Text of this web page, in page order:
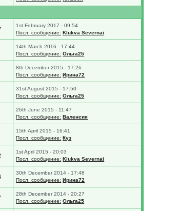
1st February 2017 - 09:54
Посл. сообщение: Klukva Severnai
14th March 2016 - 17:44
Посл. сообщение: Ольга25
8th December 2015 - 17:26
Посл. сообщение: Ирина72
31st August 2015 - 17:50
Посл. сообщение: Ольга25
26th June 2015 - 11:47
Посл. сообщение: Валенсия
15th April 2015 - 16:41
Посл. сообщение: Куз
1st April 2015 - 20:03
Посл. сообщение: Klukva Severnai
30th December 2014 - 17:48
Посл. сообщение: Ирина72
28th December 2014 - 20:27
Посл. сообщение: Ольга25